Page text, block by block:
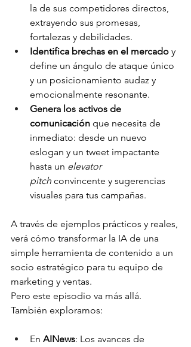
la de sus competidores directos,
extrayendo sus promesas,
fortalezas y debilidades.
Identifica brechas en el mercado y
define un ángulo de ataque único
y un posicionamiento audaz y
emocionalmente resonante.
Genera los activos de
comunicación que necesita de
inmediato: desde un nuevo
eslogan y un tweet impactante
hasta un elevator
pitch convincente y sugerencias
visuales para tus campañas.
A través de ejemplos prácticos y reales,
verá cómo transformar la IA de una
simple herramienta de contenido a un
socio estratégico para tu equipo de
marketing y ventas.
Pero este episodio va más allá.
También exploramos:
En AINews: Los avances de